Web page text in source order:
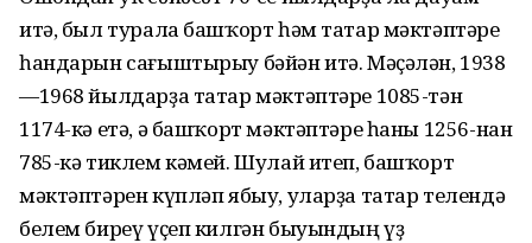
итә, был турала башҡорт һәм татар мәктәптәре
һандарын сағыштырыу бәйән итә. Мәҫәлән, 1938
—1968 йылдарҙа татар мәктәптәре 1085-тән
1174-кә етә, ә башҡорт мәктәптәре һаны 1256-нан
785-кә тиклем кәмей. Шулай итеп, башҡорт
мәктәптәрен күпләп ябыу, уларҙа татар телендә
белем биреү үҫеп килгән быуындың үҙ